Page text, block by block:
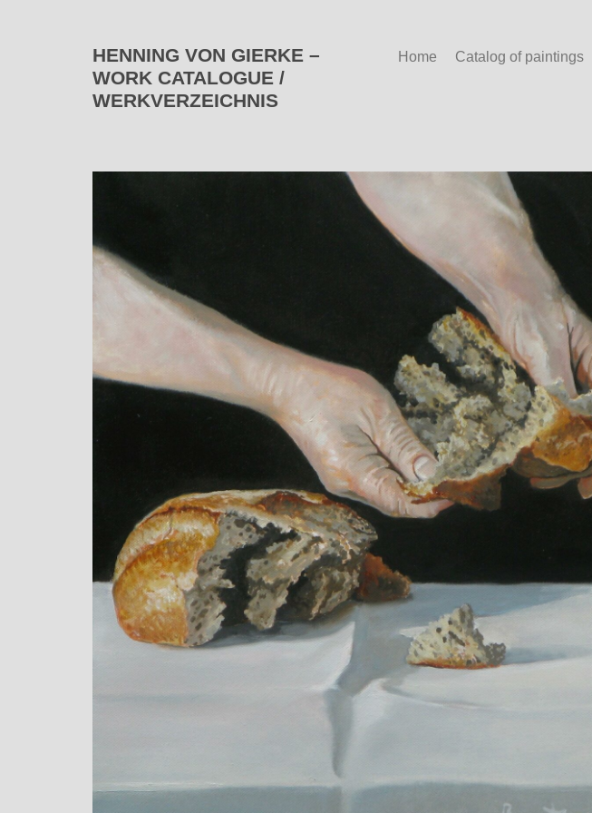
HENNING VON GIERKE –
WORK CATALOGUE /
WERKVERZEICHNIS
Home Catalog of paintings